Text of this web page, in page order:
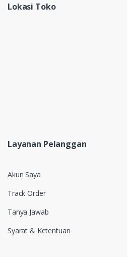
Lokasi Toko
Layanan Pelanggan
Akun Saya
Track Order
Tanya Jawab
Syarat & Ketentuan